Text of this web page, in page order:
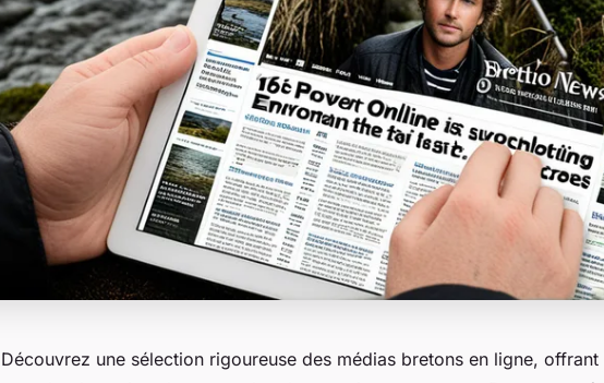
Découvrez une sélection rigoureuse des médias bretons en ligne, offrant